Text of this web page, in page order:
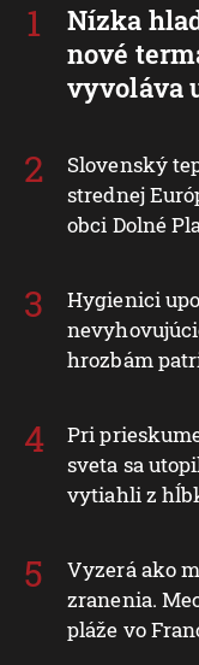
Nízka
nové
vyvoláva
Slovenský
strednej
obci Dolné
Hygienici
hrozbám
Pri
sveta sa
vytiahli z
Vyzerá ako
zranenia.
pláže vo